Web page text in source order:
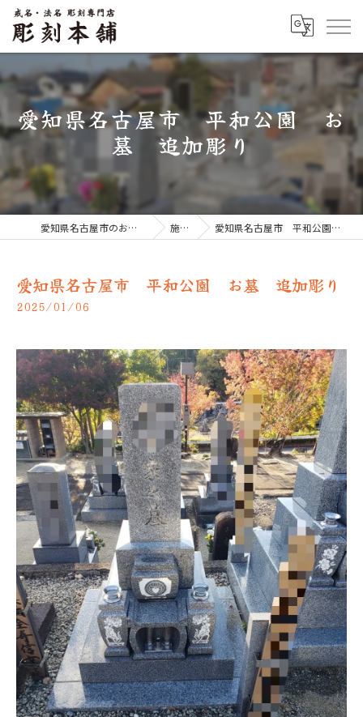
愛知県名古屋市 平和公園 お
墓 追加彫り
愛知県名古屋市のお墓なら彫刻本舗 施工例 愛知県名古屋市 平和公園 お墓 追加彫り
愛知県名古屋市 平和公園 お墓 追加彫り
2025/01/06